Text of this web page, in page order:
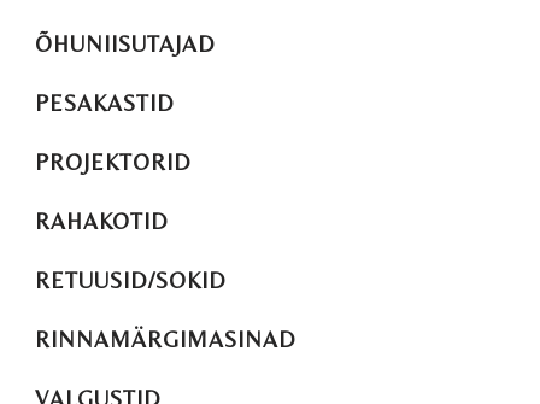
ÕHUNIISUTAJAD
PESAKASTID
PROJEKTORID
RAHAKOTID
RETUUSID/SOKID
RINNAMÄRGIMASINAD
VALGUSTID